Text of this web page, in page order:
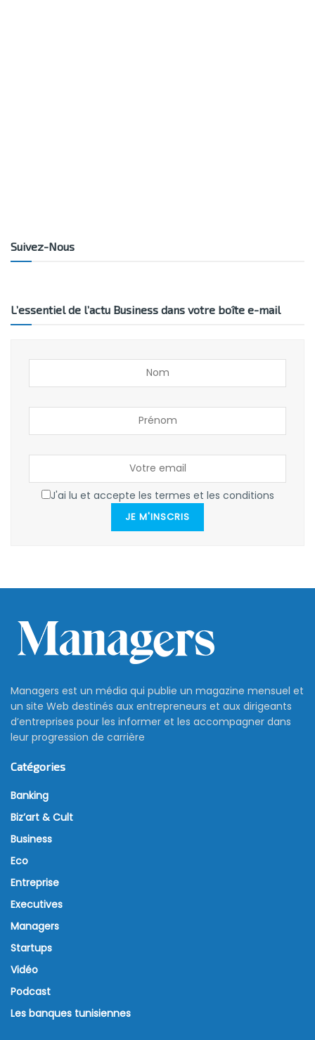
Suivez-Nous
L’essentiel de l’actu Business dans votre boîte e-mail
J'ai lu et accepte les termes et les conditions
JE M'INSCRIS
Managers est un média qui publie un magazine mensuel et
un site Web destinés aux entrepreneurs et aux dirigeants
d’entreprises pour les informer et les accompagner dans
leur progression de carrière
Catégories
Banking
Biz’art & Cult
Business
Eco
Entreprise
Executives
Managers
Startups
Vidéo
Podcast
Les banques tunisiennes